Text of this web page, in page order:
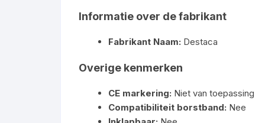
Informatie over de fabrikant
Fabrikant Naam: Destaca
Overige kenmerken
CE markering: Niet van toepassing
Compatibiliteit borstband: Nee